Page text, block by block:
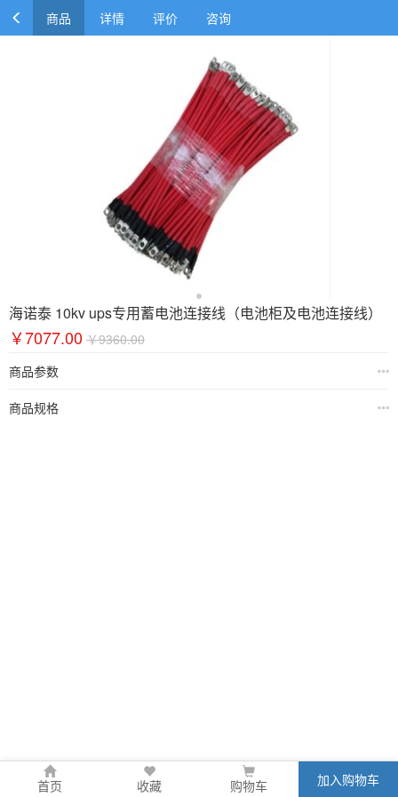
商品 详情 评价 咨询
海诺泰 10kv ups专用蓄电池连接线（电池柜及电池连接线）
￥7077.00 ￥9360.00
商品参数
商品规格
首页 收藏 购物车 加入购物车